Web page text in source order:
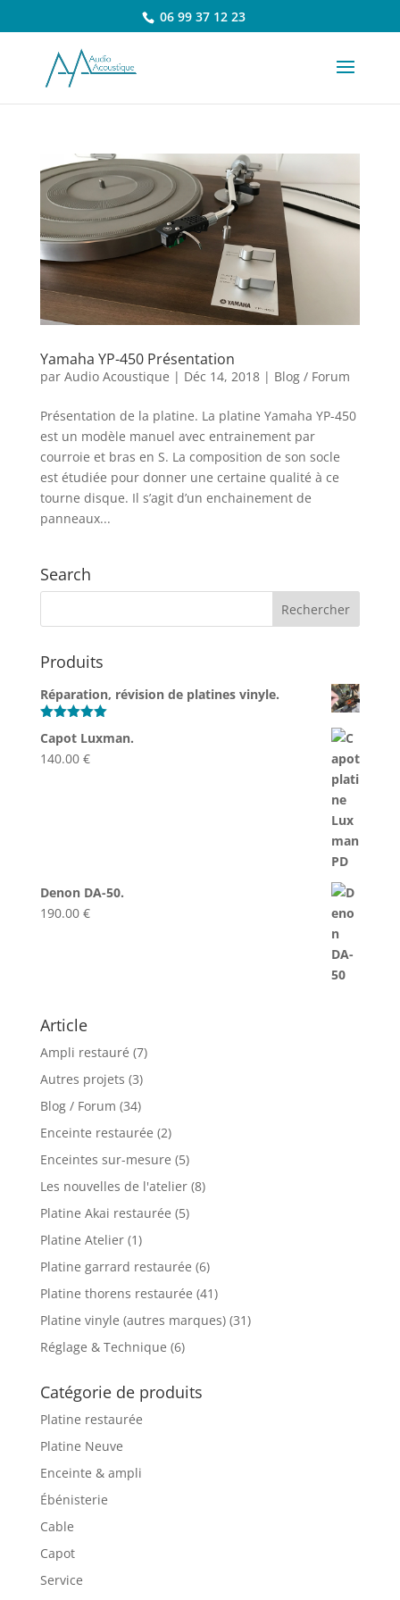
06 99 37 12 23
Yamaha YP-450 Présentation
par Audio Acoustique | Déc 14, 2018| Blog / Forum
Présentation de la platine. La platine Yamaha YP-450
est un modèle manuel avec entrainement par
courroie et bras en S. La composition de son socle
est étudiée pour donner une certaine qualité à ce
tourne disque. Il s’agit d’un enchainement de
panneaux...
Search
Produits
Réparation, révision de platines vinyle.
sur 5
Capot Luxman.
140.00 €
Denon DA-50.
190.00 €
Article
Ampli restauré (7)
Autres projets (3)
Blog / Forum (34)
Enceinte restaurée (2)
Enceintes sur-mesure (5)
Les nouvelles de l'atelier(8)
Platine Akai restaurée (5)
Platine Atelier(1)
Platine garrard restaurée (6)
Platine thorens restaurée (41)
Platine vinyle (autres marques)(31)
Réglage & Technique (6)
Catégorie de produits
Platine restaurée
Platine Neuve
Enceinte & ampli
Ébénisterie
Cable
Capot
Service